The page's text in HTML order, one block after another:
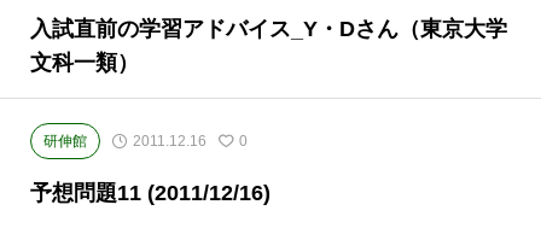
入試直前の学習アドバイス_Y・Dさん（東京大学
文科一類）
研伸館 2011.12.16 0
予想問題11 (2011/12/16)